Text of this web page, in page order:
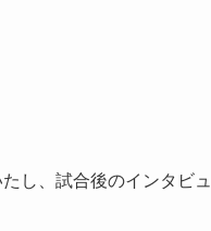
し、試合後のインタビ